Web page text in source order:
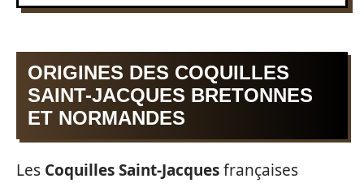
ORIGINES DES COQUILLES
SAINT-JACQUES BRETONNES
ET NORMANDES
Les Coquilles Saint-Jacquesfrançaises